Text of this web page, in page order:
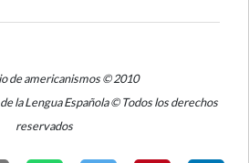
de americanismos © 2010
la Lengua Española © Todos los derechos
reservados